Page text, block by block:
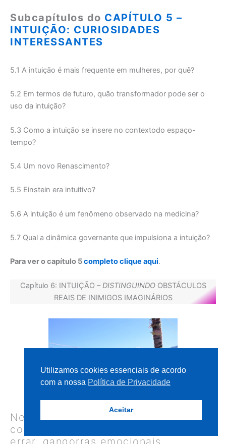
Subcapítulos do CAPÍTULO 5 –
INTUIÇÃO: CURIOSIDADES
INTERESSANTES
5.1 A intuição é mais frequente em mulheres, por quê?
5.2 Em termos de futuro, quão transformador pode ser o
uso da intuição?
5.3 Como a intuição se insere no contextodo espaço-
tempo?
5.4 Um novo Renascimento?
5.5 Einstein era intuitivo?
5.6 A intuição é um fenômeno observado na medicina?
5.7 Qual a dinâmica governante que impulsiona a intuição?
Para ver o capítulo 5completo clique aqui.
Capítulo 6: INTUIÇÃO –DISTINGUINDOOBSTÁCULOS
REAIS DE INIMIGOS IMAGINÁRIOS
Neste capítulo, há a visita a temas
como: crises emocionais, medo de
Utilizamos cookies essenciais de acordo
com a nossa Política de Privacidade
Aceitar